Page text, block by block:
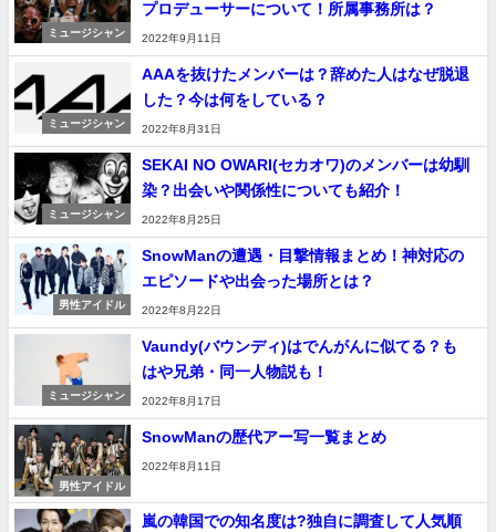
ミュージシャン
プロデューサーについて！所属事務所は？
2022年9月11日
ミュージシャン
AAAを抜けたメンバーは？辞めた人はなぜ脱退
した？今は何をしている？
2022年8月31日
ミュージシャン
SEKAI NO OWARI(セカオワ)のメンバーは幼馴
染？出会いや関係性についても紹介！
2022年8月25日
男性アイドル
SnowManの遭遇・目撃情報まとめ！神対応の
エピソードや出会った場所とは？
2022年8月22日
ミュージシャン
Vaundy(バウンディ)はでんがんに似てる？も
はや兄弟・同一人物説も！
2022年8月17日
男性アイドル
SnowManの歴代アー写一覧まとめ
2022年8月11日
嵐の韓国での知名度は?独自に調査して人気順